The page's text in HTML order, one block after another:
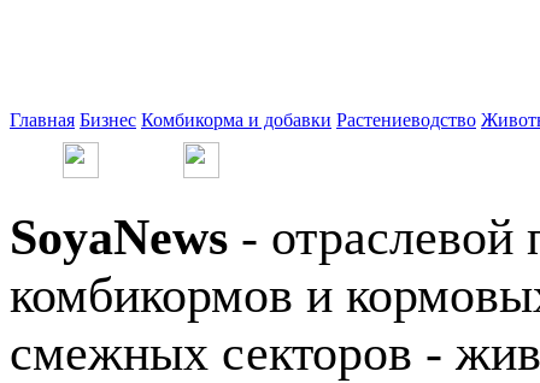
Главная Бизнес Комбикорма и добавки Растениеводство
SoyaNews - отраслевой
комбикормов и
смежных секторов -